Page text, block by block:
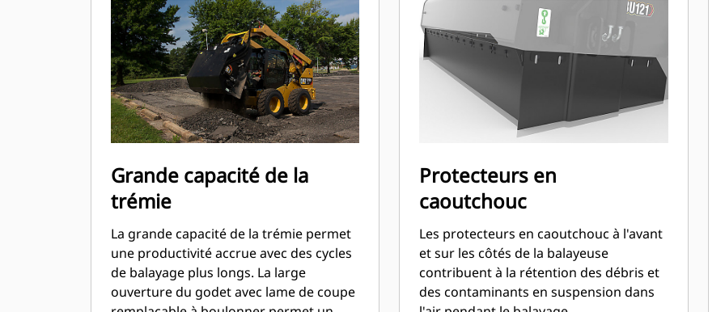
Grande capacité de la
trémie
La grande capacité de la trémie permet
une productivité accrue avec des cycles
de balayage plus longs. La large
ouverture du godet avec lame de coupe
Protecteurs en
caoutchouc
Les protecteurs en caoutchouc à l'avant
et sur les côtés de la balayeuse
contribuent à la rétention des débris et
des contaminants en suspension dans